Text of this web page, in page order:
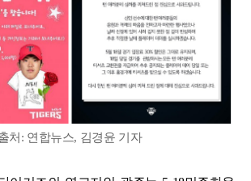
처: 연합뉴스, 김경윤 기자